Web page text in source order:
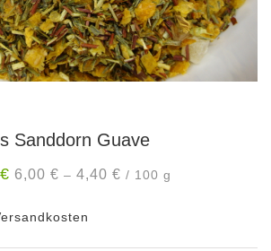
Sanddorn Guave
€ 6,00 € – 4,40 € / 100 g